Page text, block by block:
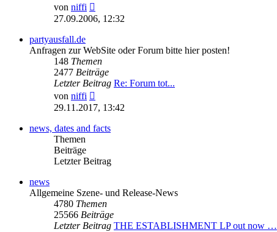
von niffi
Beitrag
27.09.2006, 12:32
partyausfall.de
Anfragen zur WebSite oder Forum bitte hier posten!
148 Themen
2477 Beiträge
Letzter Beitrag Re: Forum tot...
von niffi
Beitrag
29.11.2017, 13:42
news, dates and facts
Themen
Beiträge
Letzter Beitrag
news
Allgemeine Szene- und Release-News
4780 Themen
25566 Beiträge
Letzter Beitrag THE ESTABLISHMENT LP out now …